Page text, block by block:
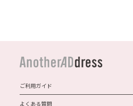
ご利用ガイド
よくある質問